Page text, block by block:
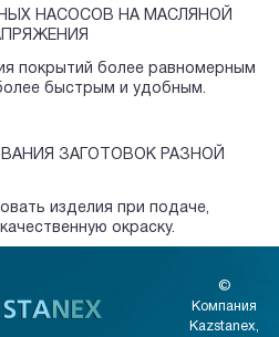
НАСОСОВ НА МАСЛЯНОЙ
покрытий более равномерным
быстрым и удобным.
ЗАГОТОВОК РАЗНОЙ
изделия при подаче,
окраску.
©
Компания
Kazstanex,